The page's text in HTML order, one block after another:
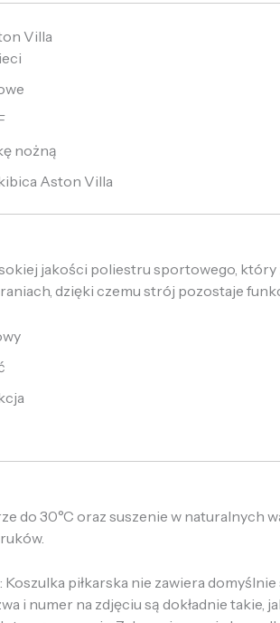
Villa
nożną
Aston Villa
jakości poliestru sportowego,
dzięki czemu strój pozostaje
do 30°C oraz suszenie w naturalnych
piłkarska nie zawiera
i numer na zdjęciu są dokładnie